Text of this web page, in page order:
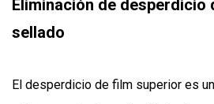
Eliminación de desperdicio
sellado
El desperdicio de film superior es